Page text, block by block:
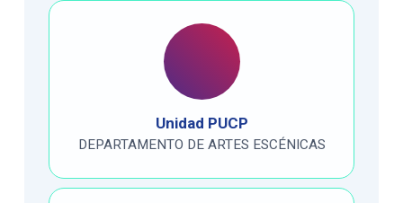
Unidad PUCP
DEPARTAMENTO DE ARTES ESCÉNICAS